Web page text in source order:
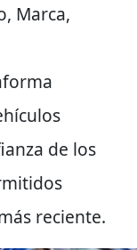
Marca,
de los
reciente.